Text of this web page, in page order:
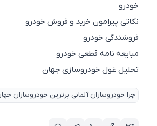
خودرو
نکاتی پیرامون خرید و فروش خودرو
فروشندگی خودرو
مبایعه نامه قطعی خودرو
تحلیل غول خودروسازی جهان
چرا خودروسازان آلمانی برترین خودروسازان جهان